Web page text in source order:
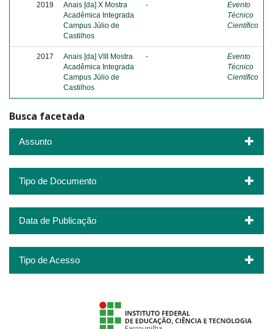
2019
Anais [da] X Mostra
Acadêmica Integrada
Campus Júlio de
Castilhos
-
Evento
Técnico
Científico
2017
Anais [da] VIII Mostra
Acadêmica Integrada
Campus Júlio de
Castilhos
-
Evento
Técnico
Científico
Busca facetada
Assunto
Tipo de Documento
Data de Publicação
Tipo de Acesso